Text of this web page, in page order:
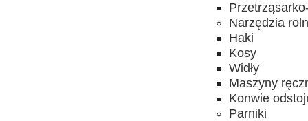
Narzędzia
Haki
Kosy
Widły
Maszyny
Konwie
Parniki